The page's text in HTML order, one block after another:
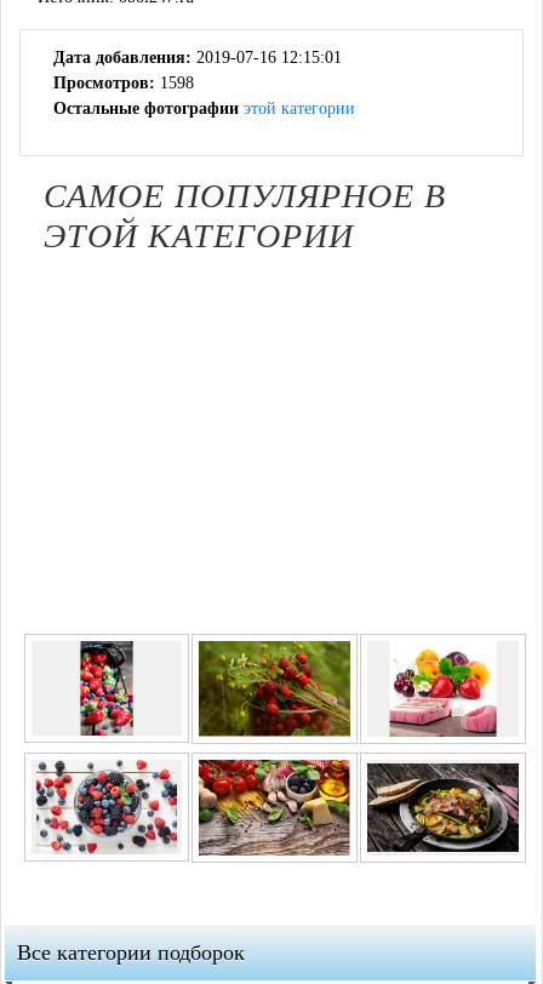
Дата добавления: 2019-07-16 12:15:01
Просмотров: 1598
Остальные фотографии этой категории
САМОЕ ПОПУЛЯРНОЕ В
ЭТОЙ КАТЕГОРИИ
Все категории подборок